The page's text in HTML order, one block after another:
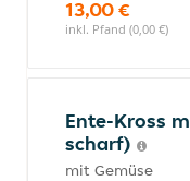
13,00 €
inkl. Pfand (0,00 €)
Ente-Kross
scharf)
mit Gemüse